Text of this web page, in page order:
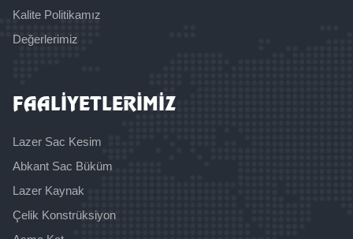
Kalite Politikamız
Değerlerimiz
FAALİYETLERİMİZ
Lazer Sac Kesim
Abkant Sac Büküm
Lazer Kaynak
Çelik Konstrüksiyon